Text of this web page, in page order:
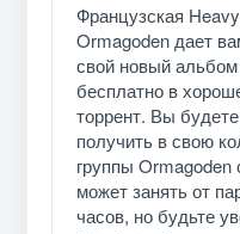
Французская
Ormagoden дает
свой новый
бесплатно в
торрент. Вы
получить в свою
группы
может занять от
часов, но будьте